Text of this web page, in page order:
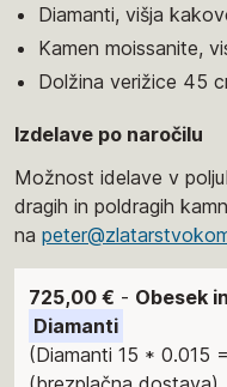
Diamanti, višja
Kamen moissanite,
Dolžina verižice 45
Izdelave po naročilu
Možnost idelave v
dragih in poldragih
na
725,00 € - Obesek
Diamanti
(Diamanti 15 * 0.015